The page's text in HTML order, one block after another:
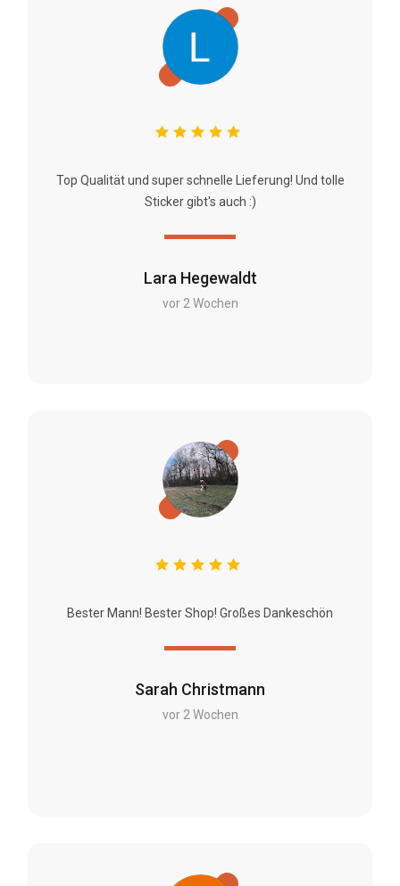
Lara Hegewaldt
vor 2 Wochen
Top Qualität und super schnelle Lieferung! Und tolle
Sticker gibt's auch :)
Sarah Christmann
vor 2 Wochen
Bester Mann! Bester Shop! Großes Dankeschön